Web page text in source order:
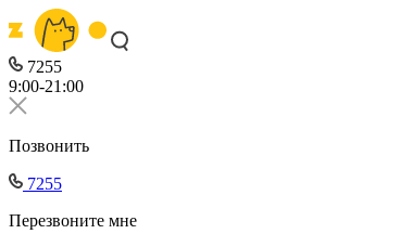
7255
9:00-21:00
Позвонить
7255
Перезвоните мне